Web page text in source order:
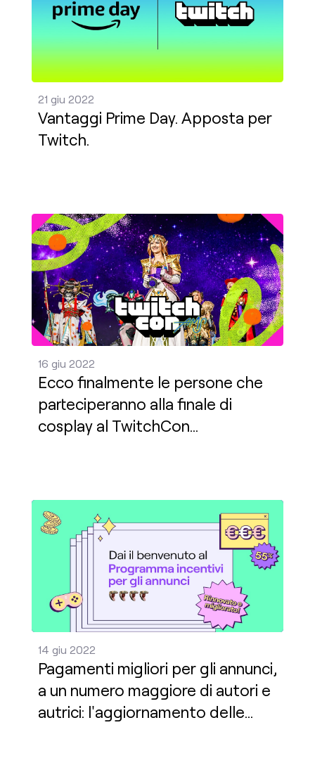
21 giu 2022
Vantaggi Prime Day. Apposta per
Twitch.
16 giu 2022
Ecco finalmente le persone che
parteciperanno alla finale di
cosplay al TwitchCon
Ecco finalmente le persone che parteciperanno
14 giu 2022
Pagamenti migliori per gli annunci,
a un numero maggiore di autori e
autrici: l'aggiornamento delle
Pagamenti migliori per gli annunci, a un numero